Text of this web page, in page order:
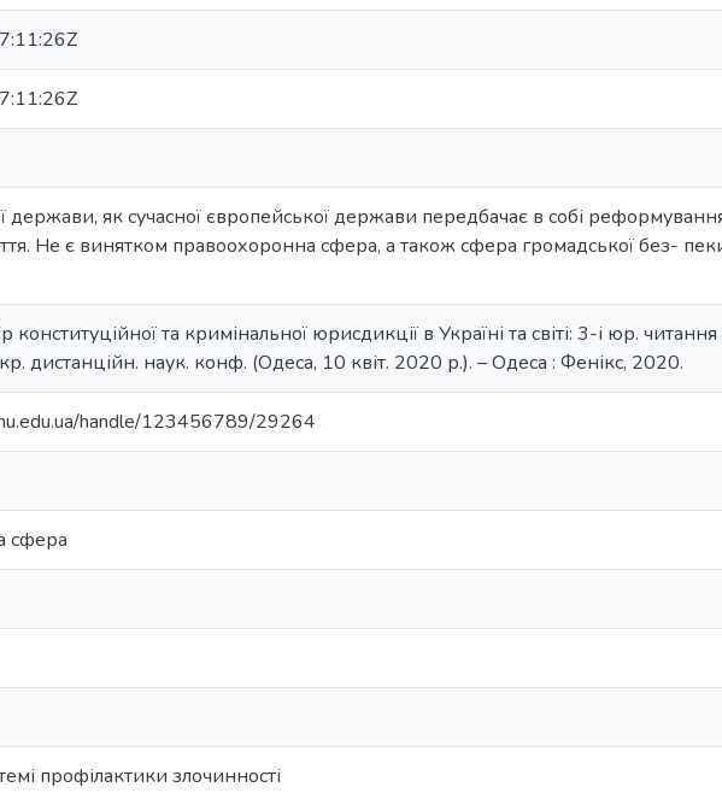
держави, як сучасної європейської держави передбачає в собі
Не є винятком правоохоронна сфера, а також сфера громадської без- пеки
та кримінальної юрисдикції в Україні та світі: 3-і юр.
дистанційн. наук. конф. (Одеса, 10 квіт. 2020 р.). – Одеса : Фенікс, 2020.
handle/123456789/29264
сфера
профілактики злочинності